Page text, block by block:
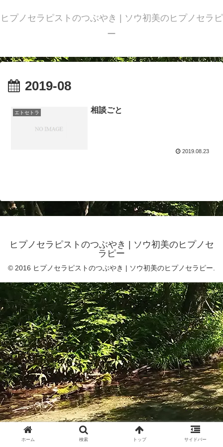
ヒプノセラピストのつぶやき | ソウ初美のヒプノセラピ
ー
2019-08
エトセトラ 相談ごと
2019.08.23
ヒプノセラピストのつぶやき | ソウ初美のヒプノセ
ラピー
© 2016 ヒプノセラピストのつぶやき | ソウ初美のヒプノセラピー.
ホーム 検索 トップ サイドバー